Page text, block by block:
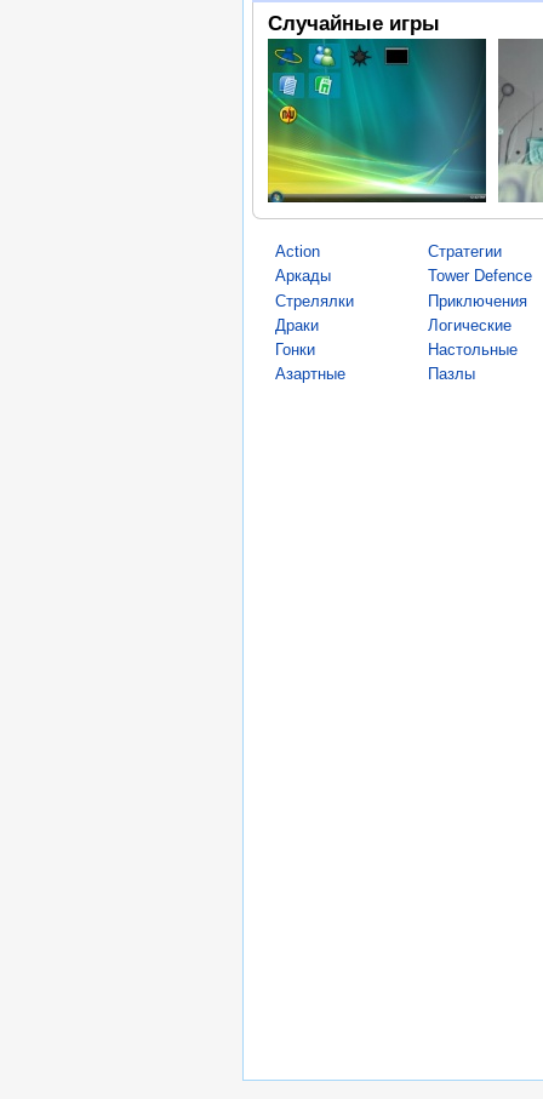
Случайные игры
Action
Аркады
Стрелялки
Драки
Гонки
Азартные
Стратегии
Tower Defence
Приключения
Логические
Настольные
Пазлы